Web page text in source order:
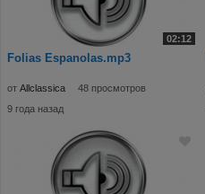
02:12
Folias Espanolas.mp3
от Allclassica
48 просмотров
9 года назад